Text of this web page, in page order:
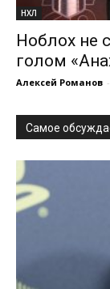
НХЛ
Ноблох не
голом
Алексей Романов -
Самое